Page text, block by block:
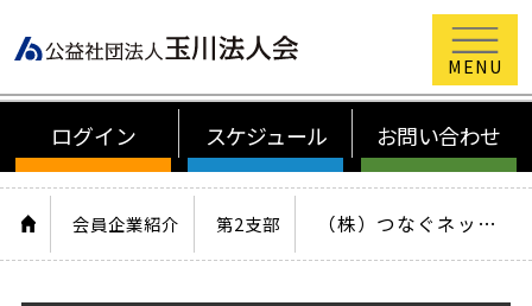
公益社団
ログイン スケジュール お問い合わせ
HOME会員企業紹介 第2支部 （株）つなぐネットワーク